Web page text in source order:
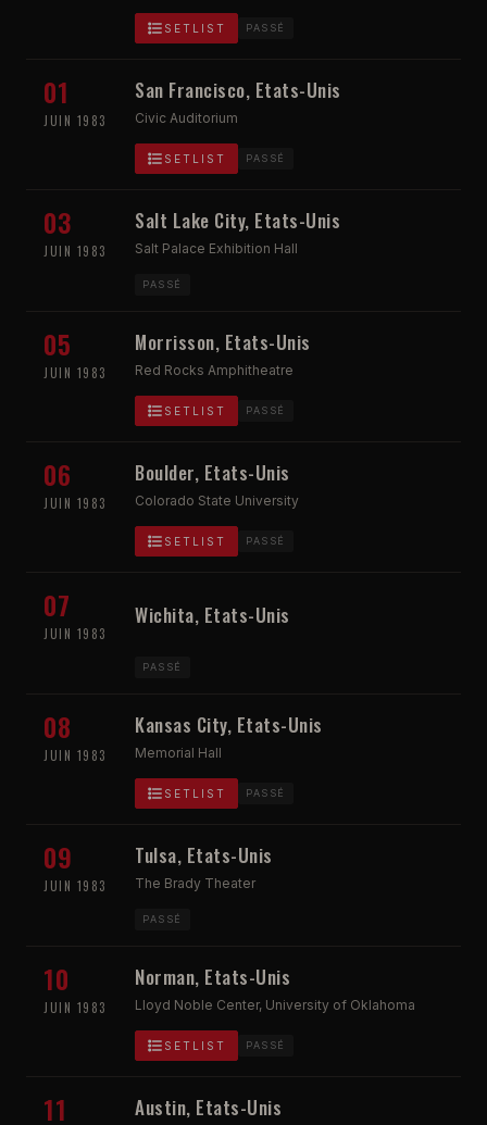
SETLIST PASSÉ
01
JUIN 1983
San Francisco, Etats-Unis
Civic Auditorium
SETLIST PASSÉ
03
JUIN 1983
Salt Lake City, Etats-Unis
Salt Palace Exhibition Hall
PASSÉ
05
JUIN 1983
Morrisson, Etats-Unis
Red Rocks Amphitheatre
SETLIST PASSÉ
06
JUIN 1983
Boulder, Etats-Unis
Colorado State University
SETLIST PASSÉ
07
JUIN 1983
Wichita, Etats-Unis
PASSÉ
08
JUIN 1983
Kansas City, Etats-Unis
Memorial Hall
SETLIST PASSÉ
09
JUIN 1983
Tulsa, Etats-Unis
The Brady Theater
PASSÉ
10
JUIN 1983
Norman, Etats-Unis
Lloyd Noble Center, University of Oklahoma
SETLIST PASSÉ
11 Austin, Etats-Unis